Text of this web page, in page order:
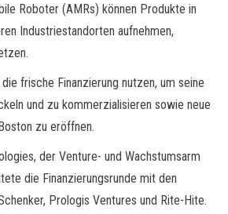
Roboter (AMRs) können Produkte in
Industriestandorten aufnehmen,
frische Finanzierung nutzen, um seine
und zu kommerzialisieren sowie neue
zu eröffnen.
der Venture- und Wachstumsarm
die Finanzierungsrunde mit den
Prologis Ventures und Rite-Hite.